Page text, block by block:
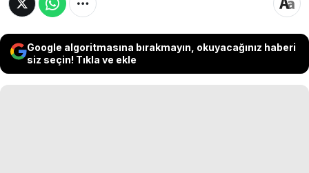
Google algoritmasına bırakmayın, okuyacağınız haberi
siz seçin! Tıkla ve ekle